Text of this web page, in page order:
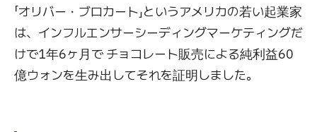
「オリバー・ブロカート」というアメリカの若い起業家
は、インフルエンサーシーディングマーケティングだ
けで1年6ヶ月で チョコレート販売による純利益60
億ウォンを生み出してそれを証明しました。